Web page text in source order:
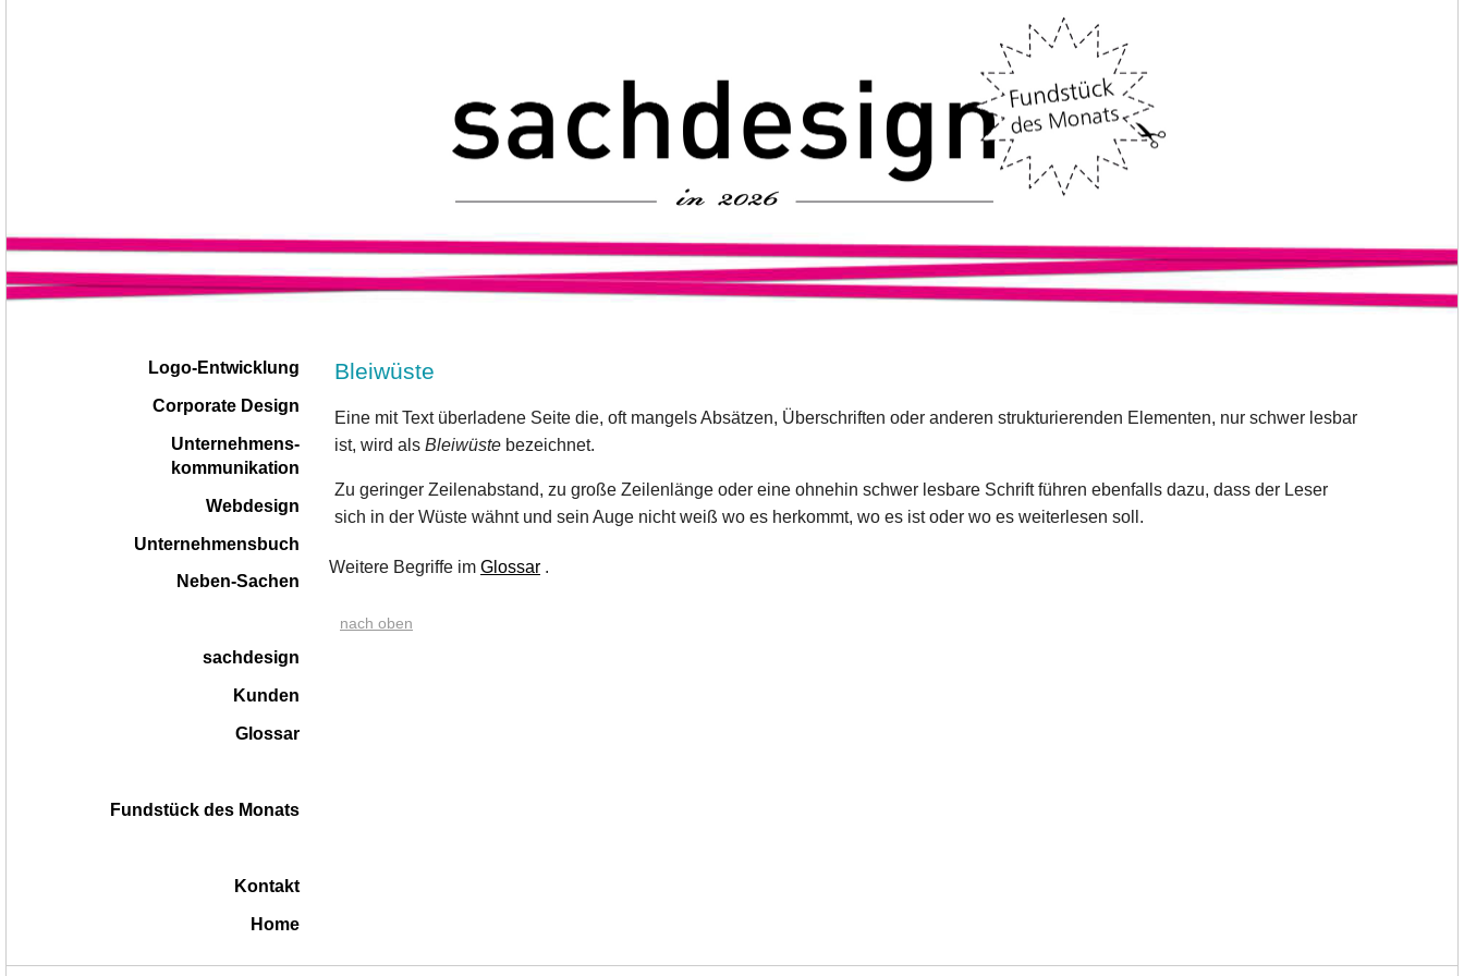
Bleiwüste
Eine mit Text überladene Seite die, oft mangels Absätzen, Überschriften oder anderen strukturierenden Elementen, nur schwer lesbar
ist, wird als Bleiwüste bezeichnet.
Zu geringer Zeilenabstand, zu große Zeilenlänge oder eine ohnehin schwer lesbare Schrift führen ebenfalls dazu, dass der Leser
sich in der Wüste wähnt und sein Auge nicht weiß wo es herkommt, wo es ist oder wo es weiterlesen soll.
Weitere Begriffe im Glossar .
nach oben
Navigation
Logo-Entwicklung
Corporate Design
Unternehmens-
kommunikation
Webdesign
Unternehmensbuch
Neben-Sachen
sachdesign
Kunden
Glossar
Fundstück des Monats
Kontakt
Home